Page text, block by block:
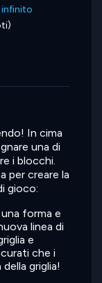
infinito
In cima
una di
i blocchi.
per creare la
gioco:
forma e
linea di
e
che i
griglia!